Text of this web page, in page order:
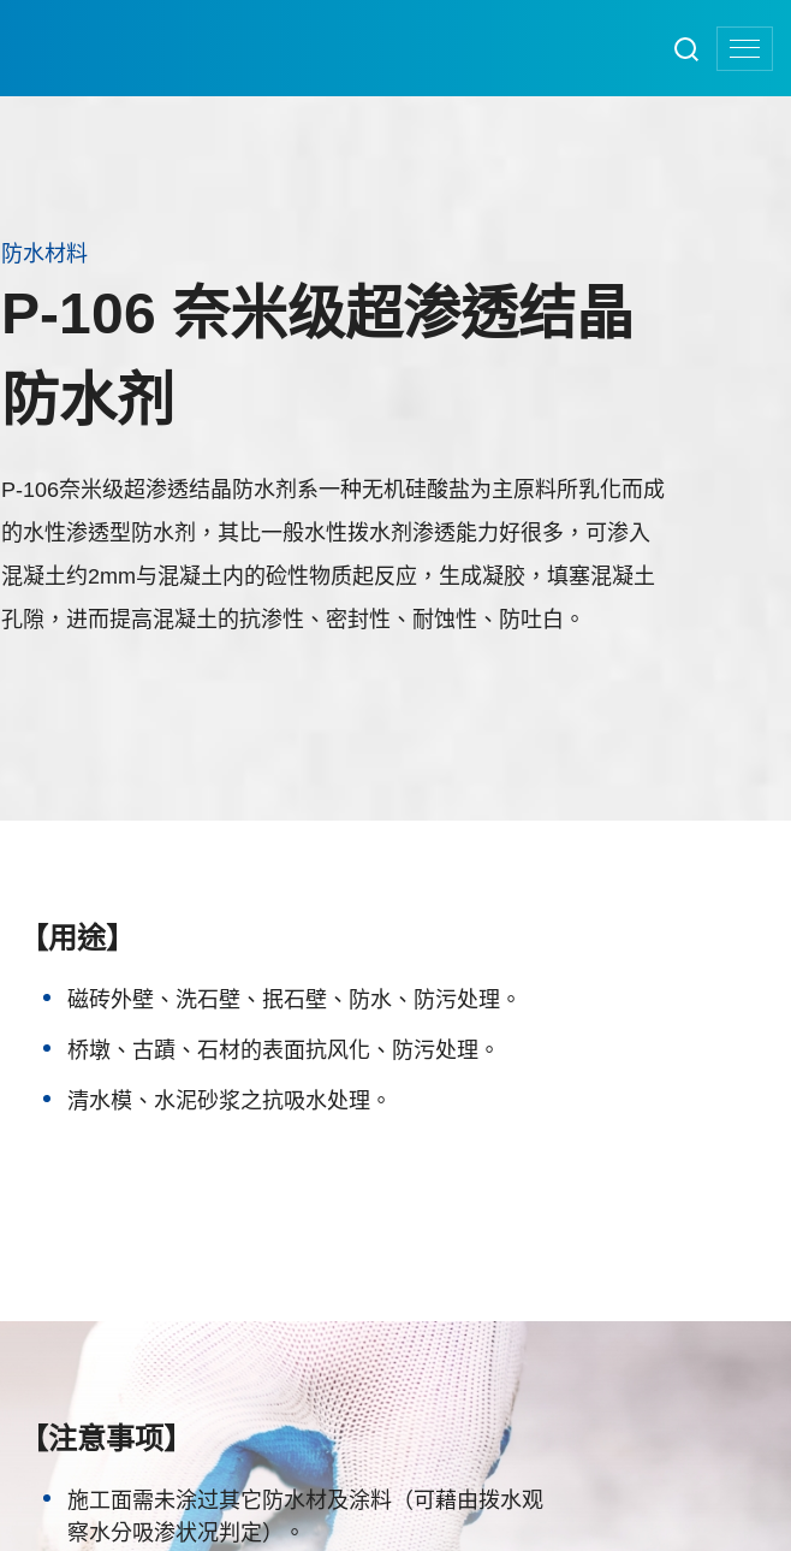
防水材料
P-106 奈米级超渗透结晶
防水剂
P-106奈米级超渗透结晶防水剂系一种无机硅酸盐为主原料所乳化而成
的水性渗透型防水剂，其比一般水性拨水剂渗透能力好很多，可渗入
混凝土约2mm与混凝土内的硷性物质起反应，生成凝胶，填塞混凝土
孔隙，进而提高混凝土的抗渗性、密封性、耐蚀性、防吐白。
【用途】
磁砖外壁、洗石壁、抿石壁、防水、防污处理。
桥墩、古蹟、石材的表面抗风化、防污处理。
清水模、水泥砂浆之抗吸水处理。
【注意事项】
施工面需未涂过其它防水材及涂料（可藉由拨水观
察水分吸渗状况判定）。